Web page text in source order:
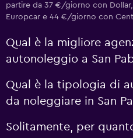
partire da 37 €/giorno con
Europcar e 44 €/giorno con
Qual è la migliore
autonoleggio a San
Qual è la tipologia di
da noleggiare in San
Solitamente, per